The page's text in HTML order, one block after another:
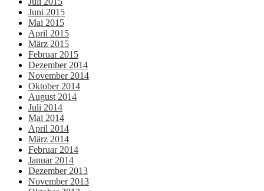
Juni 2015
Mai 2015
April 2015
März 2015
Februar 2015
Dezember 2014
November 2014
Oktober 2014
August 2014
Juli 2014
Mai 2014
April 2014
März 2014
Februar 2014
Januar 2014
Dezember 2013
November 2013